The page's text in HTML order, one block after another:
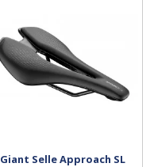
Giant Selle Approach SL